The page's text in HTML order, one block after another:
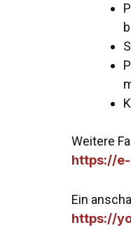
Weitere
https://
Ein
https://